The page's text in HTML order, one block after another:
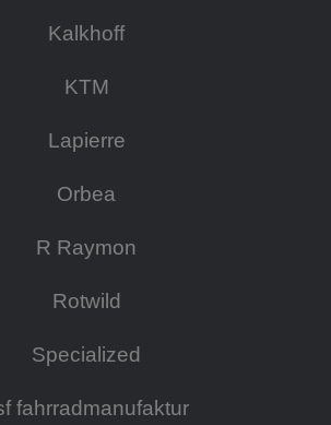
Kalkhoff
KTM
Lapierre
Orbea
R Raymon
Rotwild
Specialized
fahrradmanufaktur